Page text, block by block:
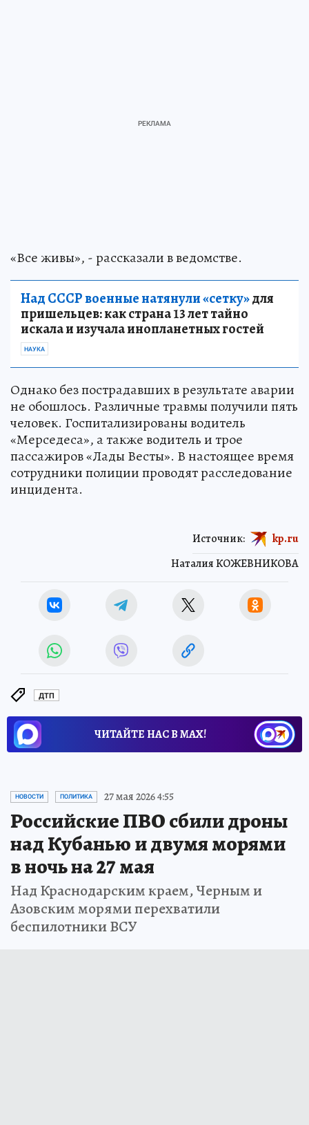
«Все живы», - рассказали в ведомстве.
Над СССР военные натянули «сетку»для
пришельцев: как страна 13 лет тайно
искала и изучала инопланетных гостей
НАУКА
Однако без пострадавших в результате аварии
не обошлось. Различные травмы получили пять
человек. Госпитализированы водитель
«Мерседеса», а также водитель и трое
пассажиров «Лады Весты». В настоящее время
сотрудники полиции проводят расследование
инцидента.
Наталия КОЖЕВНИКОВА
Источник: kp.ru
ДТП
ЧИТАЙТЕ НАС В МАХ!
НОВОСТИ ПОЛИТИКА 27 мая 2026 4:55
Российские ПВО сбили дроны
над Кубанью и двумя морями
в ночь на 27 мая
Над Краснодарским краем, Черным и
Азовским морями перехватили
беспилотники ВСУ